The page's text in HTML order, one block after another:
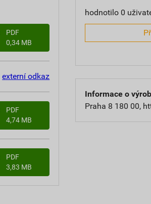
PDF
0,34 MB
externí odkaz
PDF
4,74 MB
PDF
3,83 MB
hodnotilo 0
Informace o
Praha 8 180 00,